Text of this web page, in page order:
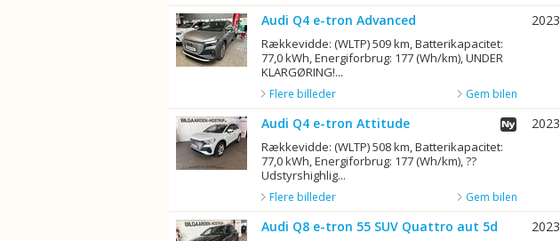
Audi Q4 e-tron Advanced
Rækkevidde: (WLTP) 509 km, Batterikapacitet:
77,0 kWh, Energiforbrug: 177 (Wh/km), UNDER
KLARGØRING!...
Gem bilen
Flere billeder
2023
Audi Q4 e-tron Attitude
Rækkevidde: (WLTP) 508 km, Batterikapacitet:
77,0 kWh, Energiforbrug: 177 (Wh/km), ??
Udstyrshighlig...
Gem bilen
Flere billeder
2023
Audi Q8 e-tron 55 SUV Quattro aut 5d 2023